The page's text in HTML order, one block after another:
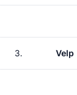
3. Velp